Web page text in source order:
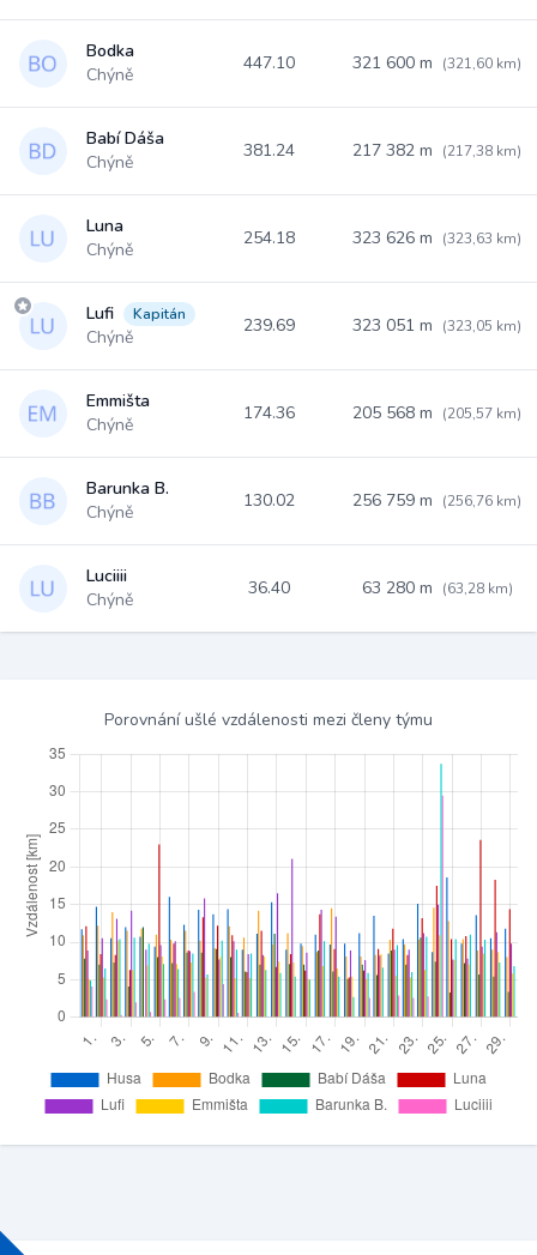
Bodka
Chýně
447.10 321 600 m (321,60 km)
Babí Dáša
Chýně
381.24 217 382 m (217,38 km)
Luna
Chýně
254.18 323 626 m (323,63 km)
Lufi Kapitán
Chýně
239.69 323 051 m (323,05 km)
Emmišta
Chýně
174.36 205 568 m (205,57 km)
Barunka B.
Chýně
130.02 256 759 m (256,76 km)
Luciiii
Chýně
36.40 63 280 m (63,28 km)
Porovnání ušlé vzdálenosti mezi členy týmu